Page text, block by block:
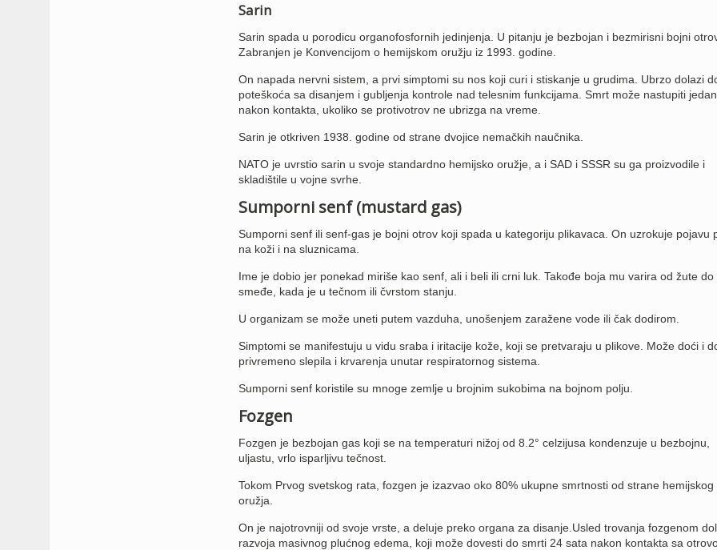
Sarin
Sarin spada u porodicu organofosfornih jedinjenja. U pitanju je bezbojan i bezmirisni bojni
Zabranjen je Konvencijom o hemijskom oružju iz 1993. godine.
On napada nervni sistem, a prvi simptomi su nos koji curi i stiskanje u grudima. Ubrzo dolazi
poteškoća sa disanjem i gubljenja kontrole nad telesnim funkcijama. Smrt može nastupiti
nakon kontakta, ukoliko se protivotrov ne ubrizga na vreme.
Sarin je otkriven 1938. godine od strane dvojice nemačkih naučnika.
NATO je uvrstio sarin u svoje standardno hemijsko oružje, a i SAD i SSSR su ga proizvodile i
skladištile u vojne svrhe.
Sumporni senf (mustard gas)
Sumporni senf ili senf-gas je bojni otrov koji spada u kategoriju plikavaca. On uzrokuje pojavu
na koži i na sluznicama.
Ime je dobio jer ponekad miriše kao senf, ali i beli ili crni luk. Takođe boja mu varira od žute do
smeđe, kada je u tečnom ili čvrstom stanju.
U organizam se može uneti putem vazduha, unošenjem zaražene vode ili čak dodirom.
Simptomi se manifestuju u vidu sraba i iritacije kože, koji se pretvaraju u plikove. Može doći i
privremeno slepila i krvarenja unutar respiratornog sistema.
Sumporni senf koristile su mnoge zemlje u brojnim sukobima na bojnom polju.
Fozgen
Fozgen je bezbojan gas koji se na temperaturi nižoj od 8.2° celzijusa kondenzuje u bezbojnu,
uljastu, vrlo isparljivu tečnost.
Tokom Prvog svetskog rata, fozgen je izazvao oko 80% ukupne smrtnosti od strane hemijskog
oružja.
On je najotrovniji od svoje vrste, a deluje preko organa za disanje.Usled trovanja fozgenom
razvoja masivnog plućnog edema, koji može dovesti do smrti 24 sata nakon kontakta sa